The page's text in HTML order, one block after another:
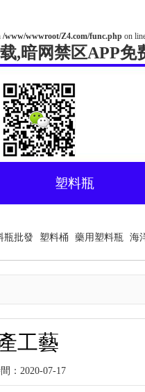
/www/wwwroot/Z4.com/func.php on
,暗网禁区APP免
塑料瓶
瓶批發 塑料桶 藥用塑料瓶 海
工藝
：2020-07-17